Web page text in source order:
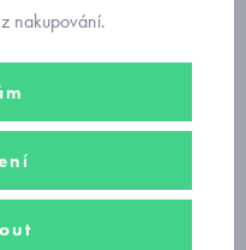
nakupování.